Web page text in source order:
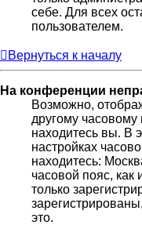
себе. Для всех
пользователем.
Вернуться к началу
На конференции
Возможно,
другому часовому
находитесь вы. В
настройках
находитесь:
часовой пояс, как
только
это.